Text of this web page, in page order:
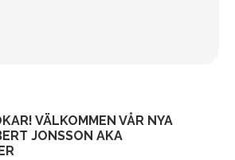
VÄLKOMMEN VÅR NYA
JONSSON AKA